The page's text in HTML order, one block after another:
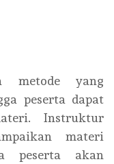
metode yang
peserta dapat
Instruktur
materi
peserta akan